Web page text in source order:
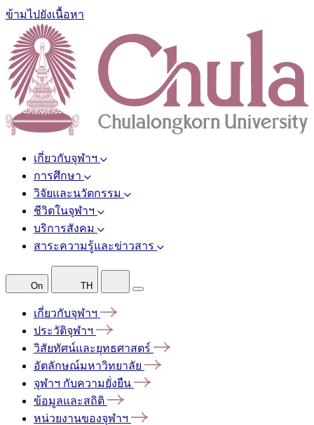
ข้ามไปยังเนื้อหา
เกี่ยวกับจุฬาฯ
การศึกษา
วิจัยและนวัตกรรม
ชีวิตในจุฬาฯ
บริการสังคม
สาระความรู้และข่าวสาร
On TH
เกี่ยวกับจุฬาฯ
ประวัติจุฬาฯ
วิสัยทัศน์และยุทธศาสตร์
อัตลักษณ์มหาวิทยาลัย
จุฬาฯ กับความยั่งยืน
ข้อมูลและสถิติ
หน่วยงานของจุฬาฯ